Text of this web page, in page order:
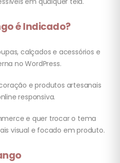
é Indicado?
calçados e acessórios e
no WordPress.
e produtos artesanais
responsiva.
e quer trocar o tema
visual e focado em produto.